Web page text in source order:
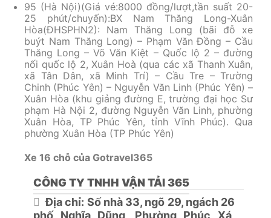
95 (Hà Nội)(Giá vé:8000 đồng/lượt,tần suất 20-
25 phút/chuyến):BX Nam Thăng Long-Xuân
Hòa(ĐHSPHN2): Nam Thăng Long (bãi đỗ xe
buýt Nam Thăng Long) – Phạm Văn Đồng – Cầu
Thăng Long – Võ Văn Kiệt – Quốc lộ 2 – đường
nối quốc lộ 2, Xuân Hoà (qua các xã Thanh Xuân,
xã Tân Dân, xã Minh Trí) – Cầu Tre – Trường
Chinh (Phúc Yên) – Nguyễn Văn Linh (Phúc Yên) –
Xuân Hòa (khu giảng đường E, trường đại học Sư
phạm Hà Nội 2, đường Nguyễn Văn Linh, phường
Xuân Hòa, TP Phúc Yên, tỉnh Vĩnh Phúc). Qua
phường Xuân Hòa (TP Phúc Yên)
Xe 16 chỗ của Gotravel365
CÔNG TY TNHH VẬN TẢI 365
Địa chỉ: Số nhà 33, ngõ 29, ngách 26
phố Nghĩa Dũng, Phường Phúc Xá,